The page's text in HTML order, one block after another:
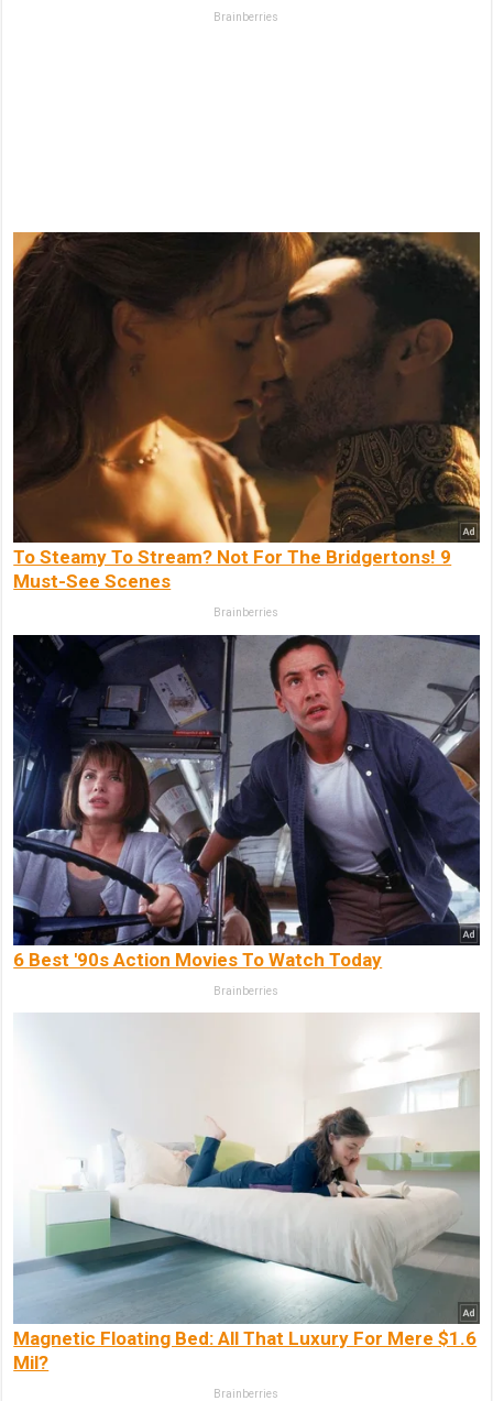
Brainberries
To Steamy To Stream? Not For The Bridgertons! 9
Must-See Scenes
Brainberries
6 Best '90s Action Movies To Watch Today
Brainberries
Magnetic Floating Bed: All That Luxury For Mere $1.6
Mil?
Brainberries